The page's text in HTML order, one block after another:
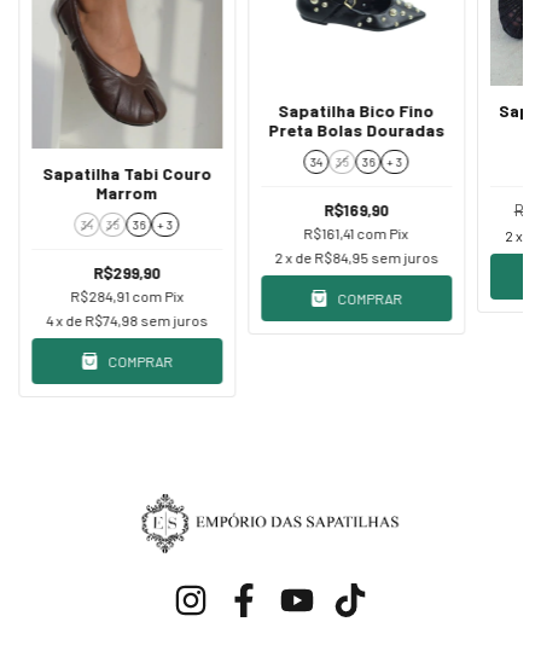
Sapatilha Tabi Couro
Marrom
34 35 36 + 3
R$299,90
R$284,91 com Pix
4x de R$74,98 sem juros
COMPRAR
Sapatilha Bico Fino
Preta Bolas Douradas
34 35 36 + 3
R$169,90
R$161,41 com Pix
2x de R$84,95 sem juros
COMPRAR
2 x